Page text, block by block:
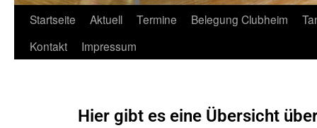
Startseite Aktuell Termine Belegung Clubheim
Kontakt
Impressum
Hier gibt es eine Übersicht